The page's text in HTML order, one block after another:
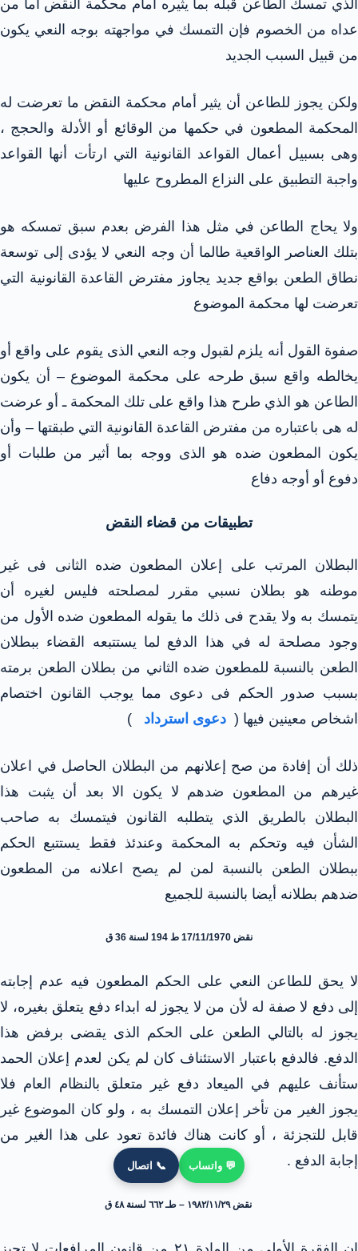
الذي تمسك الطاعن قبله بما يثيره أمام محكمة النقض أما من
عداه من الخصوم فإن التمسك في مواجهته بوجه النعي يكون
من قبيل السبب الجديد
ولكن يجوز للطاعن أن يثير أمام محكمة النقض ما تعرضت له
المحكمة المطعون في حكمها من الوقائع أو الأدلة والحجج ،
وهى بسبيل أعمال القواعد القانونية التي ارتأت أنها القواعد
واجبة التطبيق على النزاع المطروح عليها
ولا يحاج الطاعن في مثل هذا الفرض بعدم سبق تمسكه هو
بتلك العناصر الواقعية طالما أن وجه النعي لا يؤدى إلى توسعة
نطاق الطعن بواقع جديد يجاوز مفترض القاعدة القانونية التي
تعرضت لها محكمة الموضوع
صفوة القول أنه يلزم لقبول وجه النعي الذى يقوم على واقع أو
يخالطه واقع سبق طرحه على محكمة الموضوع – أن يكون
الطاعن هو الذي طرح هذا واقع على تلك المحكمة ـ أو عرضت
له هى باعتباره من مفترض القاعدة القانونية التي طبقتها – وأن
يكون المطعون ضده هو الذى ووجه بما أثير من طلبات أو
دفوع أو أوجه دفاع
تطبيقات من قضاء النقض
البطلان المرتب على إعلان المطعون ضده الثانى فى غير
موطنه هو بطلان نسبي مقرر لمصلحته فليس لغيره أن
يتمسك به ولا يقدح فى ذلك ما يقوله المطعون ضده الأول من
وجود مصلحة له في هذا الدفع لما يستتبعه القضاء ببطلان
الطعن بالنسبة للمطعون ضده الثاني من بطلان الطعن برمته
بسبب صدور الحكم فى دعوى مما يوجب القانون اختصام
اشخاص معينين فيها ( دعوى استرداد )
ذلك أن إفادة من صح إعلانهم من البطلان الحاصل في اعلان
غيرهم من المطعون ضدهم لا يكون الا بعد أن يثبت هذا
البطلان بالطريق الذي يتطلبه القانون فيتمسك به صاحب
الشأن فيه وتحكم به المحكمة وعندئذ فقط يستتبع الحكم
ببطلان الطعن بالنسبة لمن لم يصح اعلانه من المطعون
ضدهم بطلانه أيضا بالنسبة للجميع
نقض 17/11/1970 ط 194 لسنة 36 ق
لا يحق للطاعن النعي على الحكم المطعون فيه عدم إجابته
إلى دفع لا صفة له لأن من لا يجوز له ابداء دفع يتعلق بغيره، لا
يجوز له بالتالي الطعن على الحكم الذى يقضى برفض هذا
الدفع. فالدفع باعتبار الاستئناف كان لم يكن لعدم إعلان الحمد
ستأنف عليهم في الميعاد دفع غير متعلق بالنظام العام فلا
يجوز الغير من تأخر إعلان التمسك به ، ولو كان الموضوع غير
قابل للتجزئة ، أو كانت هناك فائدة تعود على هذا الغير من
إجابة الدفع .
نقض ۱۹۸۲/۱۱/۲۹ – طـ ٦٦٢ لسنة ٤٨ ق
💬 واتساب 📞 اتصال